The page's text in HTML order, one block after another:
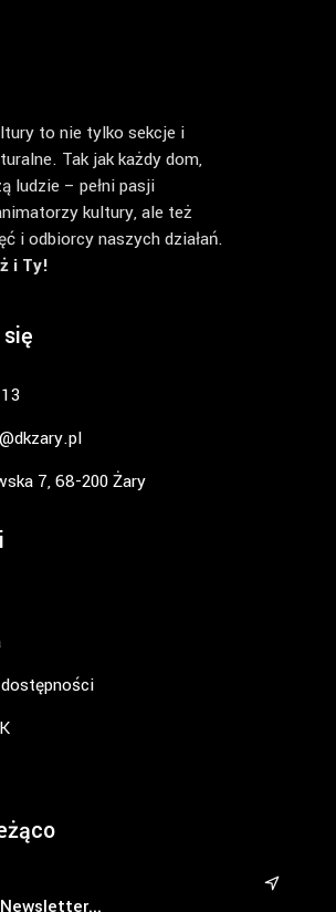
to nie tylko sekcje i
Tak jak każdy dom,
ludzie – pełni pasji
kultury, ale też
i odbiorcy naszych działań.
i Ty!
7, 68-200 Żary
&